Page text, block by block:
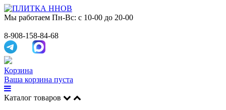
Мы работаем Пн-Вс: с 10-00 до 20-00
8-908-158-84-68
Корзина
Ваша корзина пуста
Каталог товаров